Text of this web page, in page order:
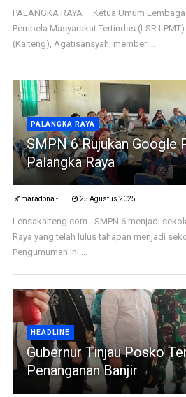
PALANGKA RAYA – Ketua Umum
Pembela Masyarakat Tertindas (LSR
(Kalteng), Agatisansyah, member ...
PALANGKA RAYA
SMPN 6 Rujukan Google
Palangka Raya
maradona - 25 Agustus 2025
Lensakalteng.com - SMPN 6 menjadi
Raya yang telah lulus tahapan menjadi
Pengumuman ini ...
HEADLINE
Gubernur Tinjau Posko
Penanganan Banjir